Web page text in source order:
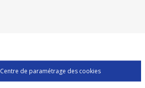
Centre de paramétrage des cookies